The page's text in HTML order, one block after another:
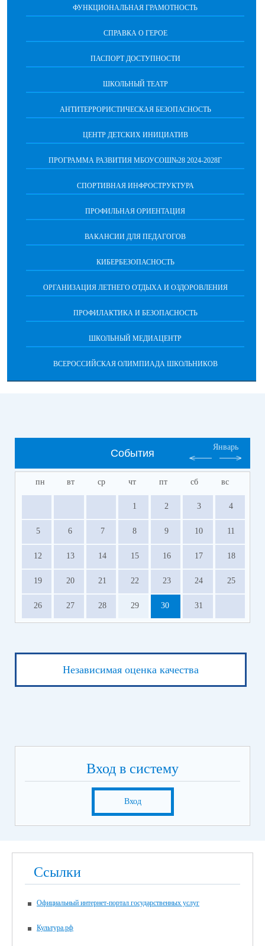
ФУНКЦИОНАЛЬНАЯ ГРАМОТНОСТЬ
СПРАВКА О ГЕРОЕ
ПАСПОРТ ДОСТУПНОСТИ
ШКОЛЬНЫЙ ТЕАТР
АНТИТЕРРОРИСТИЧЕСКАЯ БЕЗОПАСНОСТЬ
ЦЕНТР ДЕТСКИХ ИНИЦИАТИВ
ПРОГРАММА РАЗВИТИЯ МБОУСОШ№28 2024-2028Г
СПОРТИВНАЯ ИНФРОСТРУКТУРА
ПРОФИЛЬНАЯ ОРИЕНТАЦИЯ
ВАКАНСИИ ДЛЯ ПЕДАГОГОВ
КИБЕРБЕЗОПАСНОСТЬ
ОРГАНИЗАЦИЯ ЛЕТНЕГО ОТДЫХА И ОЗДОРОВЛЕНИЯ
ПРОФИЛАКТИКА И БЕЗОПАСНОСТЬ
ШКОЛЬНЫЙ МЕДИАЦЕНТР
ВСЕРОССИЙСКАЯ ОЛИМПИАДА ШКОЛЬНИКОВ
События
Январь
пн вт ср чт пт сб вс
1 2 3 4
5 6 7 8 9 10 11
12 13 14 15 16 17 18
19 20 21 22 23 24 25
26 27 28 29 30 31
Независимая оценка качества
Вход в систему
Вход
Ссылки
Официальный интернет-портал государственных услуг
Культура.рф